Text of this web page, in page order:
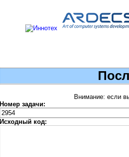
Внимание: если
Номер задачи:
Исходный код: